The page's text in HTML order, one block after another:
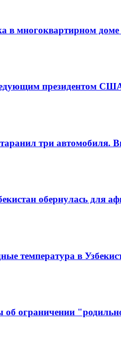
в многоквартирном
президентом
три автомобиля.
обернулась для
температура в
ограничении